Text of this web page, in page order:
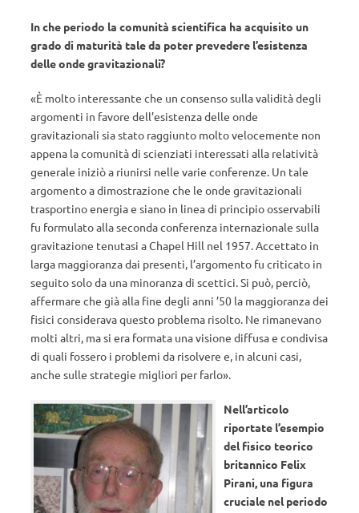
In che periodo la comunità scientifica ha acquisito un
grado di maturità tale da poter prevedere l’esistenza
delle onde gravitazionali?
«È molto interessante che un consenso sulla validità degli
argomenti in favore dell’esistenza delle onde
gravitazionali sia stato raggiunto molto velocemente non
appena la comunità di scienziati interessati alla relatività
generale iniziò a riunirsi nelle varie conferenze. Un tale
argomento a dimostrazione che le onde gravitazionali
trasportino energia e siano in linea di principio osservabili
fu formulato alla seconda conferenza internazionale sulla
gravitazione tenutasi a Chapel Hill nel 1957. Accettato in
larga maggioranza dai presenti, l’argomento fu criticato in
seguito solo da una minoranza di scettici. Si può, perciò,
affermare che già alla fine degli anni ’50 la maggioranza dei
fisici considerava questo problema risolto. Ne rimanevano
molti altri, ma si era formata una visione diffusa e condivisa
di quali fossero i problemi da risolvere e, in alcuni casi,
anche sulle strategie migliori per farlo».
Nell’articolo
riportate l’esempio
del fisico teorico
britannico Felix
Pirani, una figura
cruciale nel periodo